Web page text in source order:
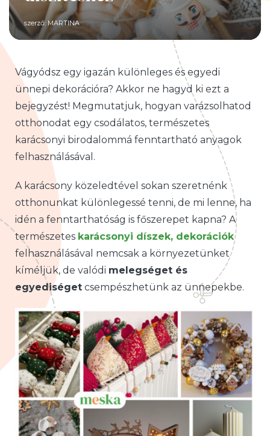
szerző: MARTINA
Vágyódsz egy igazán különleges és egyedi
ünnepi dekorációra? Akkor ne hagyd ki ezt a
bejegyzést! Megmutatjuk, hogyan varázsolhatod
otthonodat egy csodálatos, természetes
karácsonyi birodalommá fenntartható anyagok
felhasználásával.
A karácsony közeledtével sokan szeretnénk
otthonunkat különlegessé tenni, de mi lenne, ha
idén a fenntarthatóság is főszerepet kapna? A
természetes karácsonyi díszek, dekorációk
felhasználásával nemcsak a környezetünket
kíméljük, de valódi melegséget és
egyediséget csempészhetünk az ünnepekbe.